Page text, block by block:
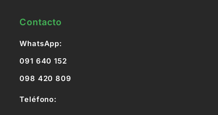
Contacto
WhatsApp:
091 640 152
098 420 809
Teléfono: